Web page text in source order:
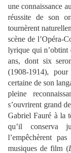
une connaissance
réussite de son
tournèrent
scène de l’Opéra-
lyrique qui n’obtint
ans, dont six
(1908-1914),
certaine de son
pleine
s’ouvrirent grand
Gabriel Fauré à la
qu’il conserva
l’empêchèrent
musiques de film (